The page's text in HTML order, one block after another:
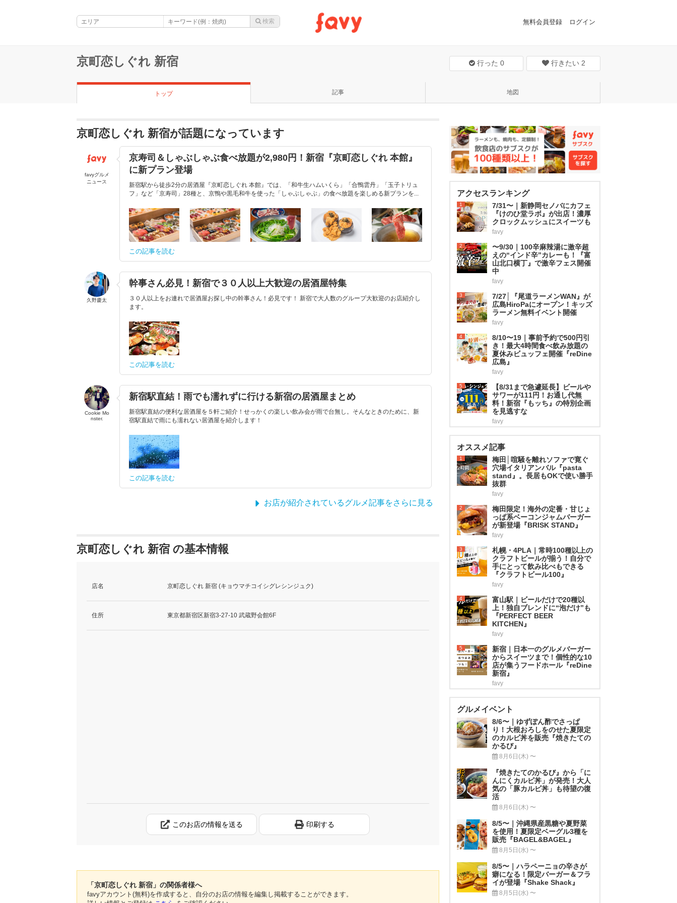
無料会員登録 ログイン
京町恋しぐれ 新宿 行った 0 行きたい 2
トップ 記事 地図
京町恋しぐれ 新宿が話題になっています
favyグルメ
ニュース
京寿司＆しゃぶしゃぶ食べ放題が2,980円！新宿『京町恋しぐれ 本館』
に新プラン登場
新宿駅から徒歩2分の居酒屋『京町恋しぐれ 本館』では、「和牛生ハムいくら」「合鴨雲丹」「玉子トリュ
フ」など「京寿司」28種と、京鴨や黒毛和牛を使った「しゃぶしゃぶ」の食べ放題を楽しめる新プランを...
この記事を読む
久野慶太
幹事さん必見！新宿で３０人以上大歓迎の居酒屋特集
３０人以上をお連れで居酒屋お探し中の幹事さん！必見です！ 新宿で大人数のグループ大歓迎のお店紹介し
ます。
この記事を読む
Cookie Mo
nster.
新宿駅直結！雨でも濡れずに行ける新宿の居酒屋まとめ
新宿駅直結の便利な居酒屋を５軒ご紹介！せっかくの楽しい飲み会が雨で台無し。そんなときのために、新
宿駅直結で雨にも濡れない居酒屋を紹介します！
この記事を読む
お店が紹介されているグルメ記事をさらに見る
京町恋しぐれ 新宿 の基本情報
店名 京町恋しぐれ 新宿 (キョウマチコイシグレシンジュク)
住所 東京都新宿区新宿3-27-10 武蔵野会館6F
このお店の情報を送る 印刷する
「京町恋しぐれ 新宿」の関係者様へ
favyアカウント(無料)を作成すると、自分のお店の情報を編集し掲載することができます。
アクセスランキング
1
7/31〜｜新静岡セノバにカフェ
『けのひ堂ラボ』が出店！濃厚
クロックムッシュにスイーツも
favy
2
〜9/30｜100辛麻辣湯に激辛超
えの“インド辛”カレーも！『富
山北口横丁』で激辛フェス開催
中
favy
3
7/27│『尾道ラーメンWAN』が
広島HiroPaにオープン！キッズ
ラーメン無料イベント開催
favy
4
8/10〜19｜事前予約で500円引
き！最大4時間食べ飲み放題の
夏休みビュッフェ開催『reDine
広島』
favy
5
【8/31まで急遽延長】ビールや
サワーが111円！お通し代無
料！新宿『もッち』の特別企画
を見逃すな
favy
オススメ記事
1
梅田│喧騒を離れソファで寛ぐ
穴場イタリアンバル『pasta
stand』。長居もOKで使い勝手
抜群
favy
2
梅田限定！海外の定番・甘じょ
っぱ系ベーコンジャムバーガー
が新登場『BRISK STAND』
favy
3
札幌・4PLA｜常時100種以上の
クラフトビールが揃う！自分で
手にとって飲み比べもできる
『クラフトビール100』
favy
4
富山駅｜ビールだけで20種以
上！独自ブレンドに“泡だけ”も
『PERFECT BEER
KITCHEN』
favy
5
新宿｜日本一のグルメバーガー
からスイーツまで！個性的な10
店が集うフードホール『reDine
新宿』
favy
グルメイベント
8/6〜｜ゆずぽん酢でさっぱ
り！大根おろしをのせた夏限定
のカルビ丼を販売『焼きたての
かるび』
8月6日(木) 〜
『焼きたてのかるび』から「に
んにくカルビ丼」が発売！大人
気の「豚カルビ丼」も待望の復
活
8月6日(木) 〜
8/5〜｜沖縄県産黒糖や夏野菜
を使用！夏限定ベーグル3種を
販売『BAGEL&BAGEL』
8月5日(水) 〜
8/5〜｜ハラペーニョの辛さが
癖になる！限定バーガー＆フラ
イが登場『Shake Shack』
8月5日(水) 〜